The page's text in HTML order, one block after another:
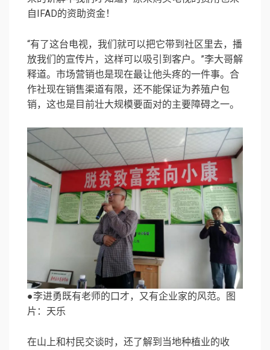
自IFAD的资助资金！
“有了这台电视，我们就可以把它带到社区里去，播
放我们的宣传片，这样可以吸引到客户。”李大哥解
释道。市场营销也是现在最让他头疼的一件事。合
作社现在销售渠道有限，还不能保证为养殖户包
销，这也是目前壮大规模要面对的主要障碍之一。
●李进勇既有老师的口才，又有企业家的风范。图
片：天乐
在山上和村民交谈时，还了解到当地种植业的收